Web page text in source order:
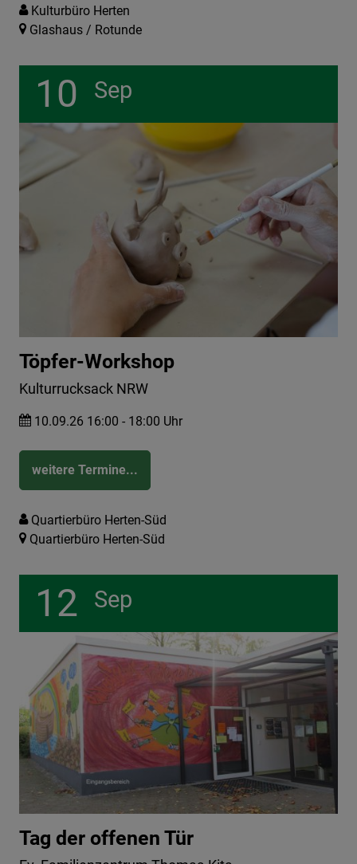
Kulturbüro Herten
Glashaus / Rotunde
10 Sep
Töpfer-Workshop
Kulturrucksack NRW
10.09.26 16:00 - 18:00 Uhr
weitere Termine...
Quartierbüro Herten-Süd
Quartierbüro Herten-Süd
12 Sep
Tag der offenen Tür